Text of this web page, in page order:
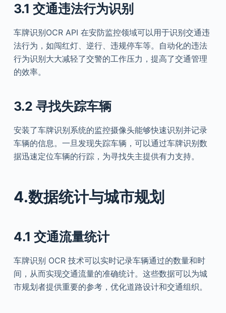
3.1 交通违法行为识别
车牌识别OCR API 在安防监控领域可以用于识别交通违
法行为，如闯红灯、逆行、违规停车等。自动化的违法
行为识别大大减轻了交警的工作压力，提高了交通管理
的效率。
3.2 寻找失踪车辆
安装了车牌识别系统的监控摄像头能够快速识别并记录
车辆的信息。一旦发现失踪车辆，可以通过车牌识别数
据迅速定位车辆的行踪，为寻找失主提供有力支持。
4.数据统计与城市规划
4.1 交通流量统计
车牌识别 OCR 技术可以实时记录车辆通过的数量和时
间，从而实现交通流量的准确统计。这些数据可以为城
市规划者提供重要的参考，优化道路设计和交通组织。